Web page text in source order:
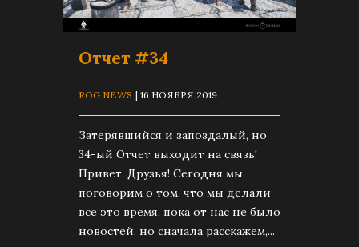
Отчет #34
ROG NEWS | 16 НОЯБРЯ 2019
Затерявшийся и запоздалый, но
34-ый Отчет выходит на связь!
Привет, Друзья! Сегодня мы
поговорим о том, что мы делали
все это время, пока от нас не было
новостей, но сначала расскажем,...